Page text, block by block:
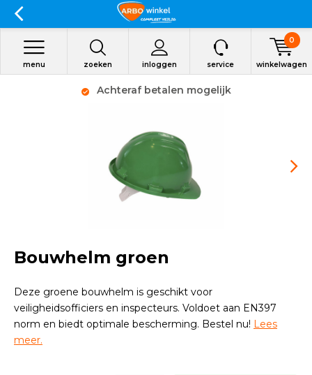
zoeken inloggen
menu service winkelwagen
0
Achteraf betalen mogelijk
Bouwhelm groen
Deze groene bouwhelm is geschikt voor
veiligheidsofficiers en inspecteurs. Voldoet aan EN397
norm en biedt optimale bescherming. Bestel nu! Lees
meer.